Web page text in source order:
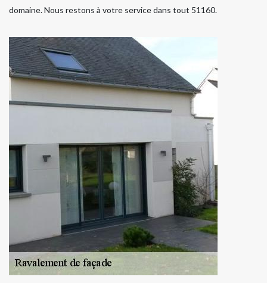
domaine. Nous restons à votre service dans tout 51160.